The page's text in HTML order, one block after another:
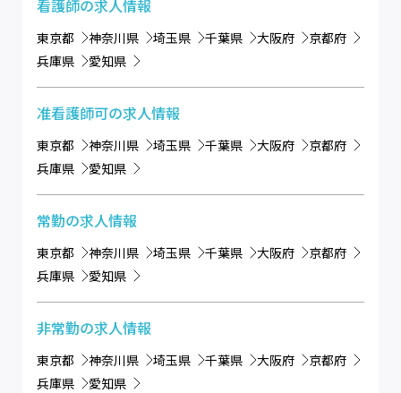
看護師の求人情報
東京都 神奈川県 埼玉県 千葉県 大阪府
京都府
兵庫県
愛知県
准看護師可の求人情報
東京都 神奈川県 埼玉県 千葉県 大阪府
京都府
兵庫県
愛知県
常勤の求人情報
東京都 神奈川県 埼玉県 千葉県 大阪府
京都府
兵庫県
愛知県
非常勤の求人情報
東京都 神奈川県 埼玉県 千葉県 大阪府
京都府
兵庫県
愛知県